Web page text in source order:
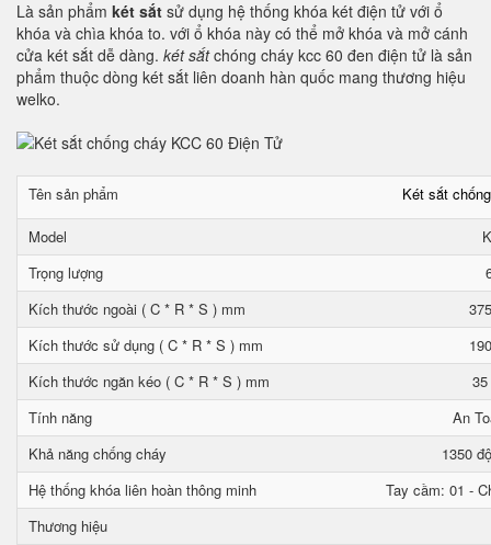
Là sản phẩm két sắt sử dụng hệ thống khóa két điện tử với ổ
khóa và chìa khóa to. với ổ khóa này có thể mở khóa và mở cánh
cửa két sắt dễ dàng. két sắtchóng cháy kcc 60 đen điện tử là sản
phẩm thuộc dòng két sắt liên doanh hàn quốc mang thương hiệu
welko.
Tên sản phẩm Két sắt
Model
Trọng lượng
Kích thước ngoài ( C * R * S ) mm
Kích thước sử dụng ( C * R * S ) mm
Kích thước ngăn kéo ( C * R * S ) mm
Tính năng
An
Khả năng chống cháy
1350
Hệ thống khóa liên hoàn thông minh
Tay cầm: 01 -
Thương hiệu